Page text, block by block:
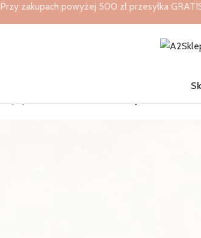
Przy zakupach powyżej 500 zł przesyłka